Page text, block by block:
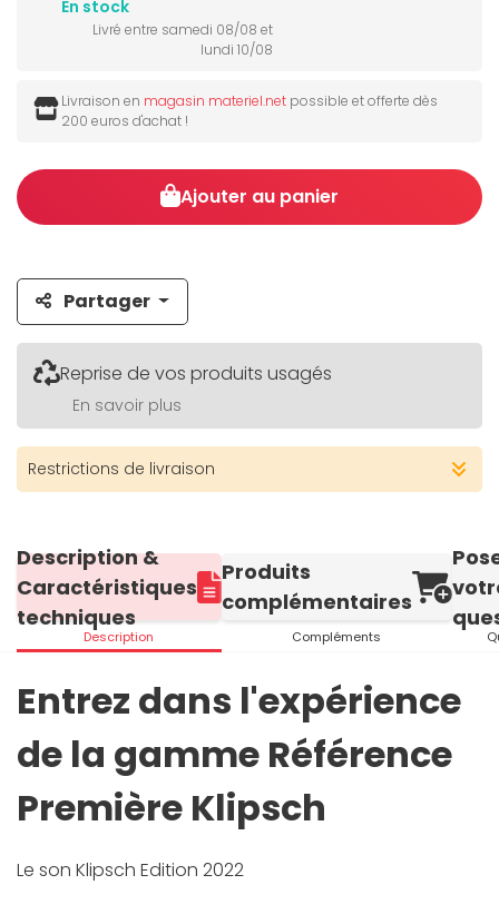
En stock
Livré entre samedi 08/08 et
lundi 10/08
Livraison en magasin materiel.net possible et offerte dès
200 euros d'achat !
Ajouter au panier
Partager
Reprise de vos produits usagés
En savoir plus
Restrictions de livraison
Description &
Caractéristiques
techniques
Description
Produits
complémentaires
Compléments
Entrez dans l'expérience
de la gamme Référence
Première Klipsch
Le son Klipsch Edition 2022